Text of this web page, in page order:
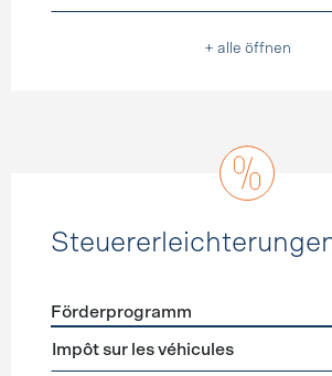
+ alle öffnen
Förderprogramme
Förderprogramm
Impôt sur les véhicules